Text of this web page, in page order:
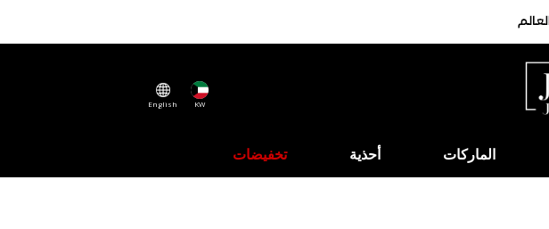
KW
English
الماركات أحذية تخفيضات